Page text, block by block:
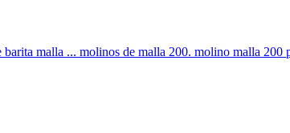
malla ... molinos de malla 200. molino malla 200